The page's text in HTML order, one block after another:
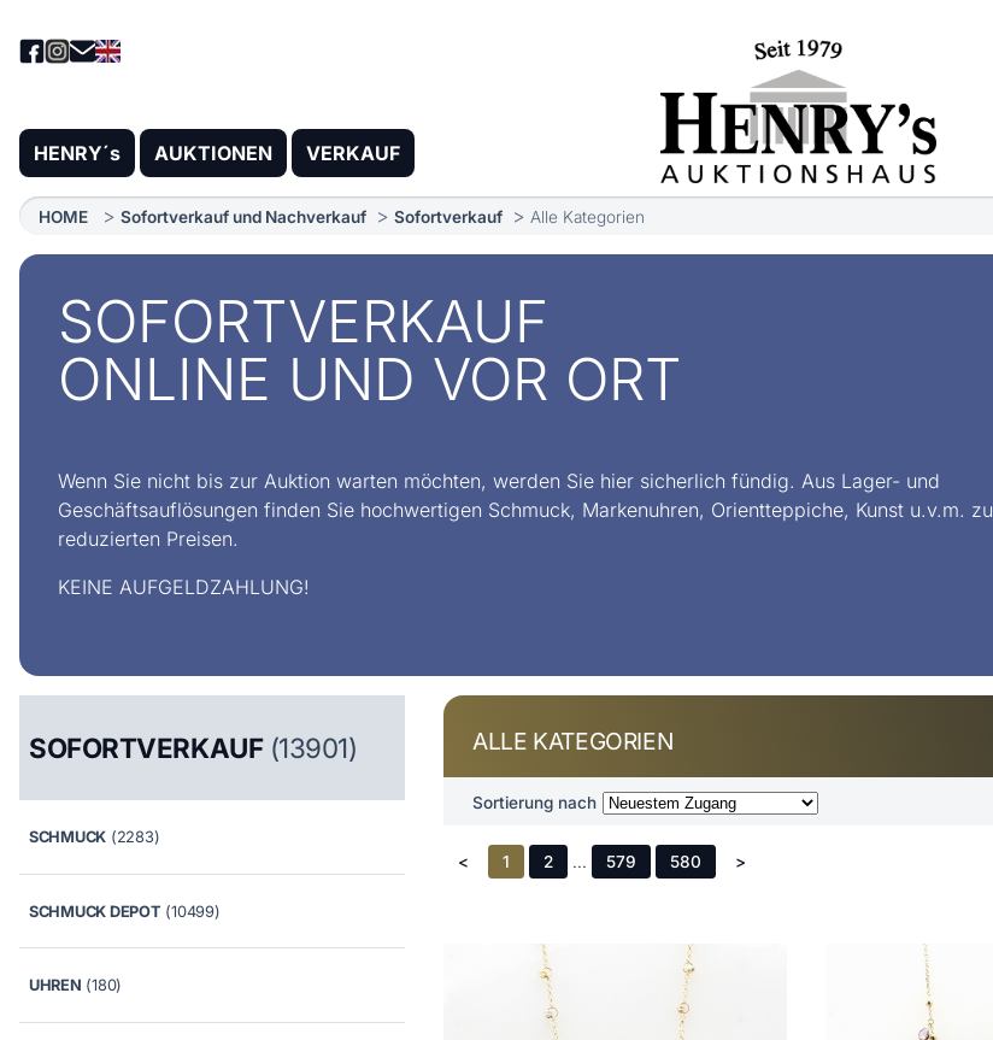
HENRY´s AUKTIONEN VERKAUF
HOME Sofortverkauf und Nachverkauf Sofortverkauf Alle Kategorien
SOFORTVERKAUF
ONLINE UND VOR ORT
Wenn Sie nicht bis zur Auktion warten möchten, werden Sie hier sicherlich fündig. Aus Lager- und
Geschäftsauflösungen finden Sie hochwertigen Schmuck, Markenuhren, Orientteppiche, Kunst u.v.m. zu
reduzierten Preisen.
KEINE AUFGELDZAHLUNG!
SOFORTVERKAUF(13901)
SCHMUCK (2283)
SCHMUCK DEPOT (10499)
UHREN (180)
ALLE KATEGORIEN
Sortierung nach
< 1 2 ... 579 580 >